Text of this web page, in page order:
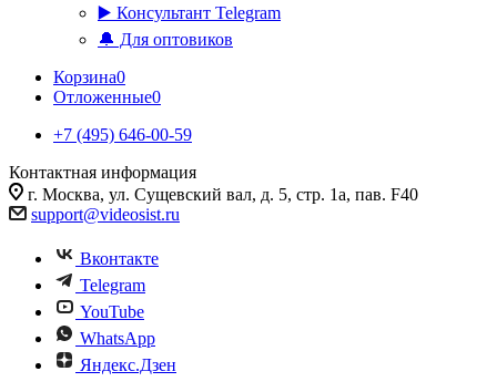
▶️ Консультант Telegram
🔔 Для оптовиков
Корзина0
Отложенные0
+7 (495) 646-00-59
Контактная информация
г. Москва, ул. Сущевский вал, д. 5, стр. 1а, пав. F40
support@videosist.ru
Вконтакте
Telegram
YouTube
WhatsApp
Яндекс.Дзен